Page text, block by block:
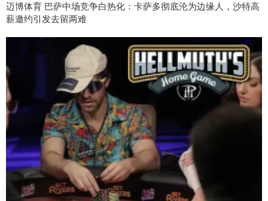
迈博体育 巴萨中场竞争白热化：卡萨多彻底沦为边缘人，沙特高
薪邀约引发去留两难